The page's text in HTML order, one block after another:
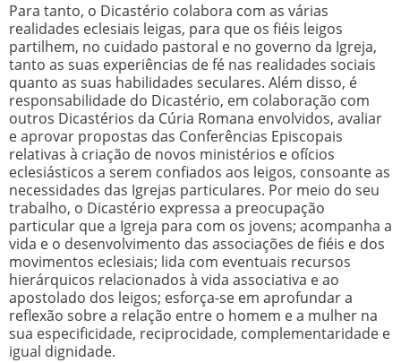
Para tanto, o Dicastério colabora com as várias
realidades eclesiais leigas, para que os fiéis leigos
partilhem, no cuidado pastoral e no governo da Igreja,
tanto as suas experiências de fé nas realidades sociais
quanto as suas habilidades seculares. Além disso, é
responsabilidade do Dicastério, em colaboração com
outros Dicastérios da Cúria Romana envolvidos, avaliar
e aprovar propostas das Conferências Episcopais
relativas à criação de novos ministérios e ofícios
eclesiásticos a serem confiados aos leigos, consoante as
necessidades das Igrejas particulares. Por meio do seu
trabalho, o Dicastério expressa a preocupação
particular que a Igreja para com os jovens; acompanha a
vida e o desenvolvimento das associações de fiéis e dos
movimentos eclesiais; lida com eventuais recursos
hierárquicos relacionados à vida associativa e ao
apostolado dos leigos; esforça-se em aprofundar a
reflexão sobre a relação entre o homem e a mulher na
sua especificidade, reciprocidade, complementaridade e
igual dignidade.